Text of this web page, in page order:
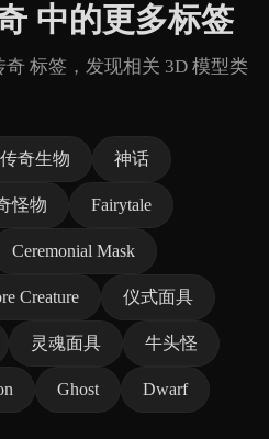
中的更多标签
标签，发现相关 3D 模型类
传奇生物 神话
怪物 Fairytale
Ceremonial Mask
Creature 仪式面具
灵魂面具 牛头怪
Ghost Dwarf